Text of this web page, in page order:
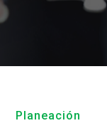
Planeación